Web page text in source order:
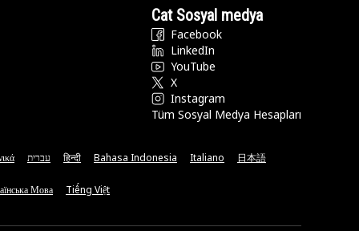
Cat Sosyal medya
Facebook
LinkedIn
YouTube
X
Instagram
Tüm Sosyal Medya Hesapları
עברית हिन्दी Bahasa Indonesia Italiano 日本語
Мова Tiếng Việt